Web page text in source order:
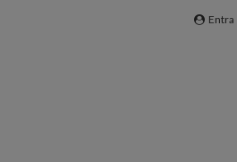
Entra